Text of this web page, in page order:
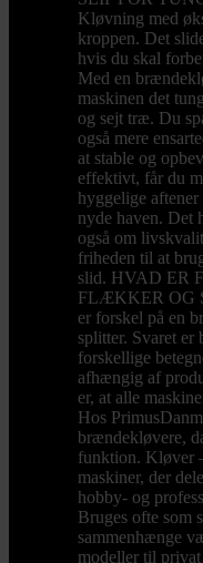
Kløvning med
kroppen. Det
hvis du skal
Med en
maskinen det
og sejt træ. Du
også mere
at stable og
effektivt, får du
hyggelige
nyde haven. Det
også om
friheden til at
slid. HVAD ER
FLÆKKER OG
er forskel på en
splitter. Svaret er
forskellige
afhængig af
er, at alle
Hos
brændekløvere,
funktion. Kløver
maskiner, der
hobby- og
Bruges ofte som
sammenhænge
modeller til